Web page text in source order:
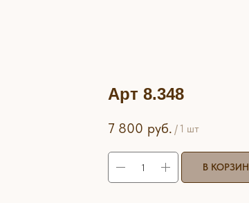
Арт 8.348
7 800 руб. / 1 шт
В